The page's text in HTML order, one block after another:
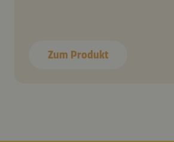
Zum Produkt